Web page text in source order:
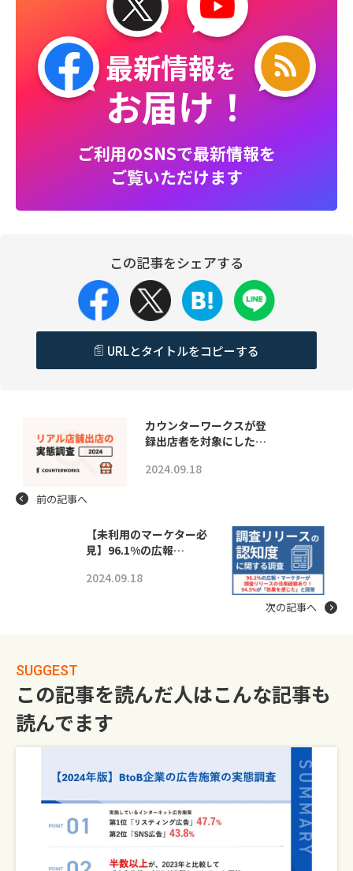
最新情報を
お届け！
ご利用のSNSで最新情報を
ご覧いただけます
この記事をシェアする
URLとタイトルをコピーする
カウンターワークスが登
録出店者を対象にした…
2024.09.18
前の記事へ
【未利用のマーケター必
見】96.1%の広報…
2024.09.18
次の記事へ
SUGGEST
この記事を読んだ人はこんな記事も
読んでます